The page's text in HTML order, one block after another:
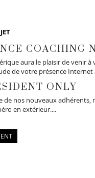
COACHING
aura le plaisir de venir
de votre présence Internet
ONLY
de nos nouveaux
en extérieur....